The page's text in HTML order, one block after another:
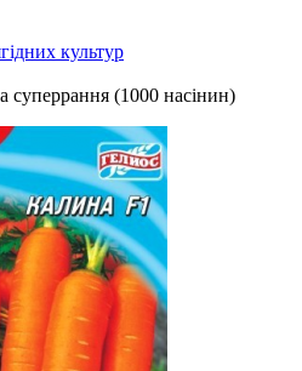
культур
суперрання (1000 насінин)